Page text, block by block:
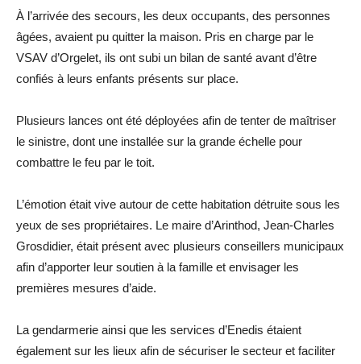
À l’arrivée des secours, les deux occupants, des personnes
âgées, avaient pu quitter la maison. Pris en charge par le
VSAV d’Orgelet, ils ont subi un bilan de santé avant d’être
confiés à leurs enfants présents sur place.
Plusieurs lances ont été déployées afin de tenter de maîtriser
le sinistre, dont une installée sur la grande échelle pour
combattre le feu par le toit.
L’émotion était vive autour de cette habitation détruite sous les
yeux de ses propriétaires. Le maire d’Arinthod, Jean-Charles
Grosdidier, était présent avec plusieurs conseillers municipaux
afin d’apporter leur soutien à la famille et envisager les
premières mesures d’aide.
La gendarmerie ainsi que les services d’Enedis étaient
également sur les lieux afin de sécuriser le secteur et faciliter